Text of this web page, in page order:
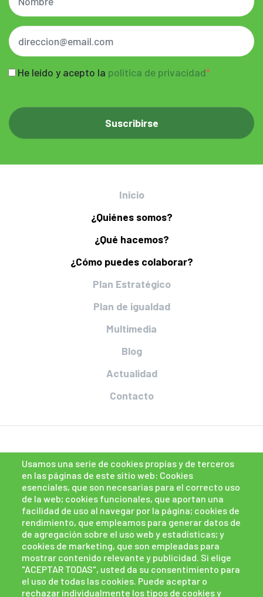
He leído y acepto la política de privacidad
Usamos una serie de cookies propias y de terceros
en las páginas de este sitio web: Cookies
esenciales, que son necesarias para el correcto uso
de la web; cookies funcionales, que aportan una
facilidad de uso al navegar por la página; cookies de
rendimiento, que empleamos para generar datos de
de agregación sobre el uso web y estadísticas; y
cookies de marketing, que son empleadas para
mostrar contenido relevante y publicidad. Si elige
"ACEPTAR TODAS", usted da su consentimiento para
el uso de todas las cookies. Puede aceptar o
rechazar individualmente los tipos de cookies y
Inicio
¿Quiénes somos?
¿Qué hacemos?
¿Cómo puedes colaborar?
Plan Estratégico
Plan de igualdad
Multimedia
Blog
Actualidad
Contacto